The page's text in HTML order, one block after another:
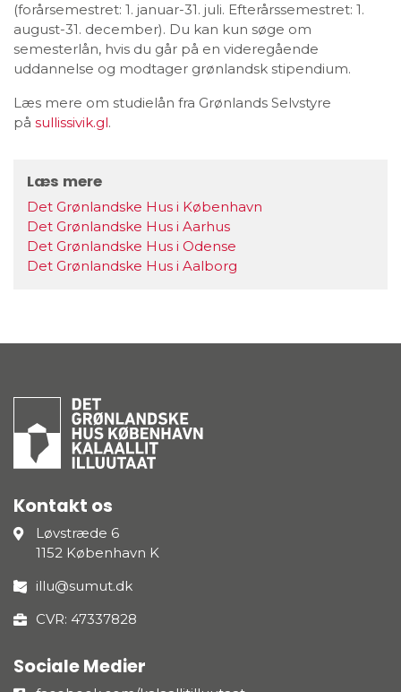
(forårsemestret: 1. januar-31. juli. Efterårssemestret: 1.
august-31. december). Du kan kun søge om
semesterlån, hvis du går på en videregående
uddannelse og modtager grønlandsk stipendium.
Læs mere om studielån fra Grønlands Selvstyre
på sullissivik.gl.
Læs mere
Det Grønlandske Hus i København
Det Grønlandske Hus i Aarhus
Det Grønlandske Hus i Odense
Det Grønlandske Hus i Aalborg
Kontakt os
Løvstræde 6
1152 København K
illu@sumut.dk
CVR: 47337828
Sociale Medier